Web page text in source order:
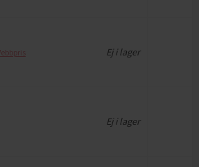
Ej i lager
Ej i lager